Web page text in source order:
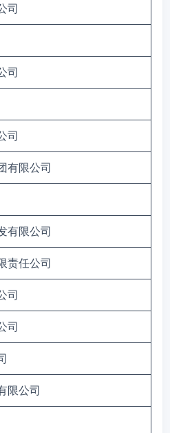
司
司
司
有限公司
有限公司
责任公司
司
司
限公司